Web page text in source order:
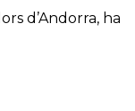
d’Andorra, ha